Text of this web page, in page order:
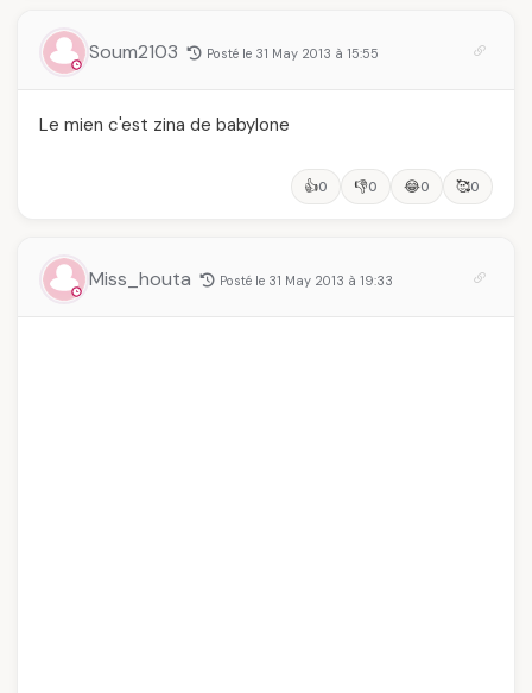
vraiment savoir
Soum2103 Posté le 31 May 2013 à 15:55
Le mien c'est zina de babylone
👍0 👎0 😂0 🥰0
Miss_houta Posté le 31 May 2013 à 19:33